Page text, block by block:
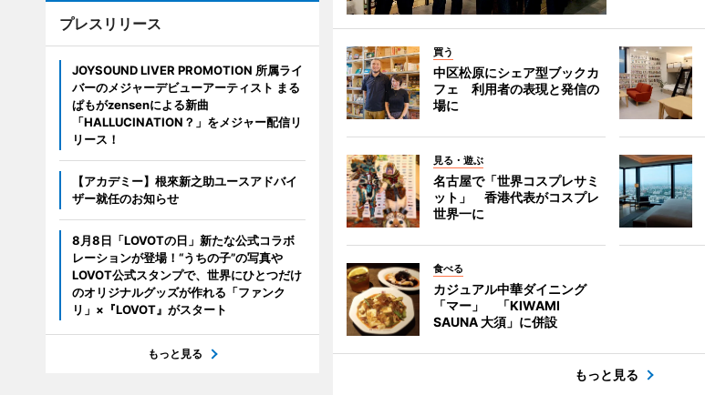
買う
中区松原にシェア型ブックカ
フェ 利用者の表現と発信の
場に
見る・遊ぶ
名古屋で「世界コスプレサミ
ット」 香港代表がコスプレ
世界一に
食べる
カジュアル中華ダイニング
「マー」 「KIWAMI
SAUNA 大須」に併設
もっと見る
プレスリリース
JOYSOUND LIVER PROMOTION 所属ライ
バーのメジャーデビューアーティスト まる
ぱもがzensenによる新曲
「HALLUCINATION？」をメジャー配信リ
リース！
【アカデミー】根來新之助ユースアドバイ
ザー就任のお知らせ
8月8日「LOVOTの日」新たな公式コラボ
レーションが登場！“うちの子”の写真や
LOVOT公式スタンプで、世界にひとつだけ
のオリジナルグッズが作れる「ファンク
リ」×『LOVOT』がスタート
もっと見る